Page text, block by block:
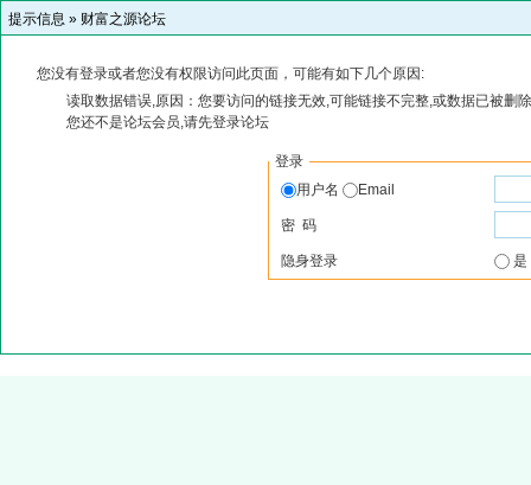
提示信息 » 财富之源论坛
您没有登录或者您没有权限访问此页面，可能有如下几个原因:
读取数据错误,原因：您要访问的链接无效,可能链接不完整,或数据已被删
您还不是论坛会员,请先登录论坛
登录
用户名
Email
密 码
隐身登录